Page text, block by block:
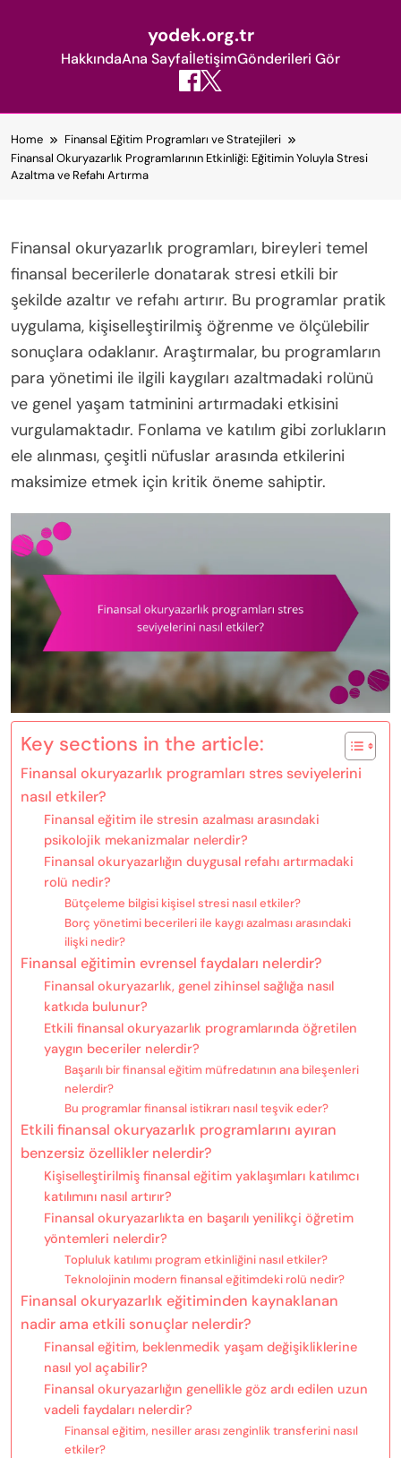
yodek.org.tr
HakkındaAna SayfaİletişimGönderileri Gör
to
content
Home
Finansal Eğitim Programları ve Stratejileri
Finansal Okuryazarlık Programlarının Etkinliği: Eğitimin Yoluyla Stresi
Azaltma ve Refahı Artırma
Finansal okuryazarlık programları, bireyleri temel
finansal becerilerle donatarak stresi etkili bir
şekilde azaltır ve refahı artırır. Bu programlar pratik
uygulama, kişiselleştirilmiş öğrenme ve ölçülebilir
sonuçlara odaklanır. Araştırmalar, bu programların
para yönetimi ile ilgili kaygıları azaltmadaki rolünü
ve genel yaşam tatminini artırmadaki etkisini
vurgulamaktadır. Fonlama ve katılım gibi zorlukların
ele alınması, çeşitli nüfuslar arasında etkilerini
maksimize etmek için kritik öneme sahiptir.
Key sections in the article:
Finansal okuryazarlık programları stres seviyelerini
nasıl etkiler?
Finansal eğitim ile stresin azalması arasındaki
psikolojik mekanizmalar nelerdir?
Finansal okuryazarlığın duygusal refahı artırmadaki
rolü nedir?
Bütçeleme bilgisi kişisel stresi nasıl etkiler?
Borç yönetimi becerileri ile kaygı azalması arasındaki
ilişki nedir?
Finansal eğitimin evrensel faydaları nelerdir?
Finansal okuryazarlık, genel zihinsel sağlığa nasıl
katkıda bulunur?
Etkili finansal okuryazarlık programlarında öğretilen
yaygın beceriler nelerdir?
Başarılı bir finansal eğitim müfredatının ana bileşenleri
nelerdir?
Bu programlar finansal istikrarı nasıl teşvik eder?
Etkili finansal okuryazarlık programlarını ayıran
benzersiz özellikler nelerdir?
Kişiselleştirilmiş finansal eğitim yaklaşımları katılımcı
katılımını nasıl artırır?
Finansal okuryazarlıkta en başarılı yenilikçi öğretim
yöntemleri nelerdir?
Topluluk katılımı program etkinliğini nasıl etkiler?
Teknolojinin modern finansal eğitimdeki rolü nedir?
Finansal okuryazarlık eğitiminden kaynaklanan
nadir ama etkili sonuçlar nelerdir?
Finansal eğitim, beklenmedik yaşam değişikliklerine
nasıl yol açabilir?
Finansal okuryazarlığın genellikle göz ardı edilen uzun
vadeli faydaları nelerdir?
Finansal eğitim, nesiller arası zenginlik transferini nasıl
etkiler?